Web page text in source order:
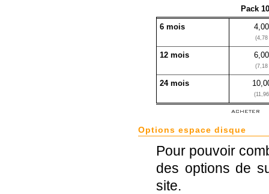
Pack
6 mois
12 mois
24 mois
Options espace disque
Pour pouvoir
des options de
site.